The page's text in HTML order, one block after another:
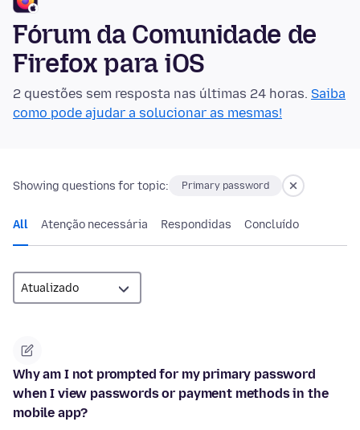
Fórum da Comunidade de
Firefox para iOS
2 questões sem resposta nas últimas 24 horas. Saiba
como pode ajudar a solucionar as mesmas!
Showing questions for topic: Primary password
All Atenção necessária Respondidas Concluído
Why am I not prompted for my primary password
when I view passwords or payment methods in the
mobile app?